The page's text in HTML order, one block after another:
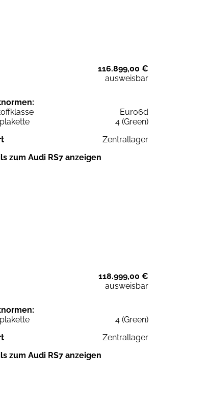
116.899,00 €
ausweisbar
Euro6d
4 (Green)
Zentrallager
zum Audi RS7 anzeigen
118.999,00 €
ausweisbar
4 (Green)
Zentrallager
zum Audi RS7 anzeigen